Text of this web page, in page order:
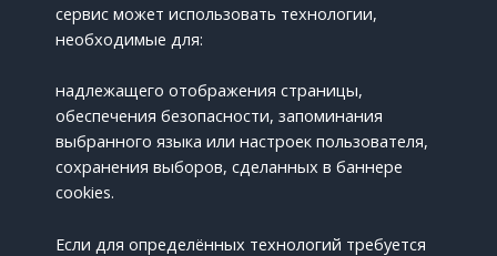
сервис может использовать технологии,
необходимые для:
надлежащего отображения страницы,
обеспечения безопасности, запоминания
выбранного языка или настроек пользователя,
сохранения выборов, сделанных в баннере
cookies.
Если для определённых технологий требуется